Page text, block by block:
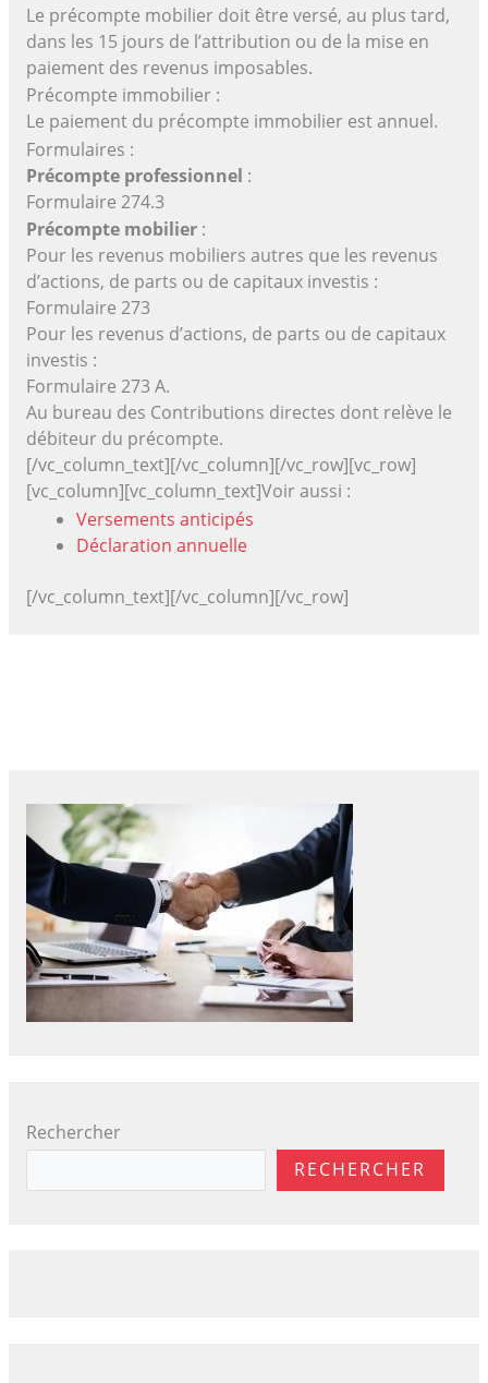
Le précompte mobilier doit être versé, au plus tard,
dans les 15 jours de l’attribution ou de la mise en
paiement des revenus imposables.
Précompte immobilier :
Le paiement du précompte immobilier est annuel.
Formulaires :
Précompte professionnel :
Formulaire 274.3
Précompte mobilier:
Pour les revenus mobiliers autres que les revenus
d’actions, de parts ou de capitaux investis :
Formulaire 273
Pour les revenus d’actions, de parts ou de capitaux
investis :
Formulaire 273 A.
Au bureau des Contributions directes dont relève le
débiteur du précompte.
[/vc_column_text][/vc_column][/vc_row][vc_row]
[vc_column][vc_column_text]Voir aussi :
Versements anticipés
Déclaration annuelle
[/vc_column_text][/vc_column][/vc_row]
Rechercher
RECHERCHER